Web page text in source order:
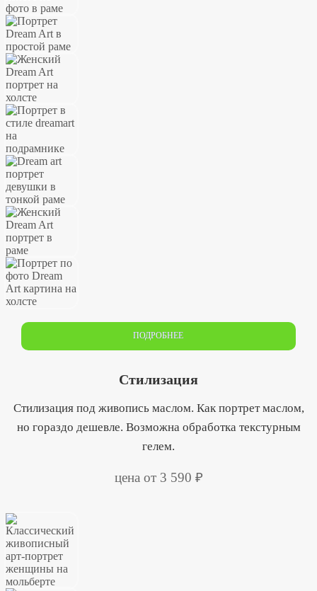
ПОДРОБНЕЕ
Стилизация
Стилизация под живопись маслом. Как портрет маслом,
но гораздо дешевле. Возможна обработка текстурным
гелем.
цена от 3 590 ₽